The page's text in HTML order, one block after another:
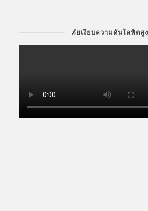
ภัยเงียบความดันโลหิตสูง